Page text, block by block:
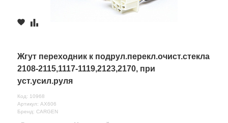
Жгут переходник к подрул.перекл.очист.стекла
2108-2115,1117-1119,2123,2170, при
уст.усил.руля
Код: 10968
Артикул: AX606
Бренд: CARGEN